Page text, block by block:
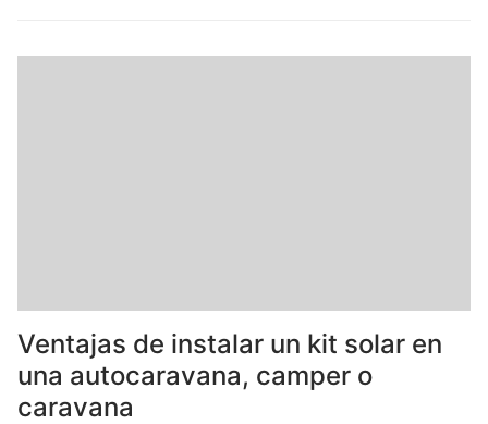
Ventajas de instalar un kit solar en
una autocaravana, camper o
caravana